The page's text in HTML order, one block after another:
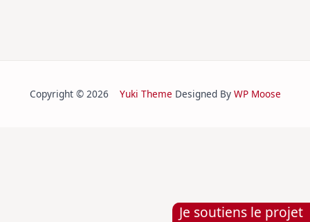
Je soutiens le projet
Copyright © 2026 Yuki Theme Designed By WP Moose